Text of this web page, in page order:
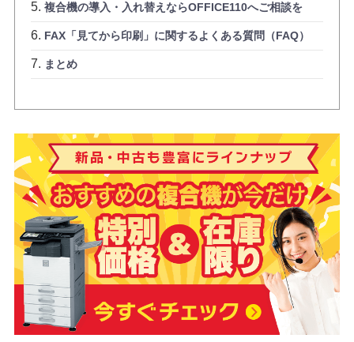
複合機の導入・入れ替えならOFFICE110へご相談を
FAX「見てから印刷」に関するよくある質問（FAQ）
まとめ